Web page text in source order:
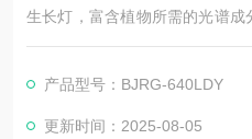
生长灯，富含植物所需的光谱成
波长420-480nm，源红光＞
好，有效提高光源使用寿命，
更加的安全可靠。
产品型号：BJRG-640LDY
更新时间：2025-08-05